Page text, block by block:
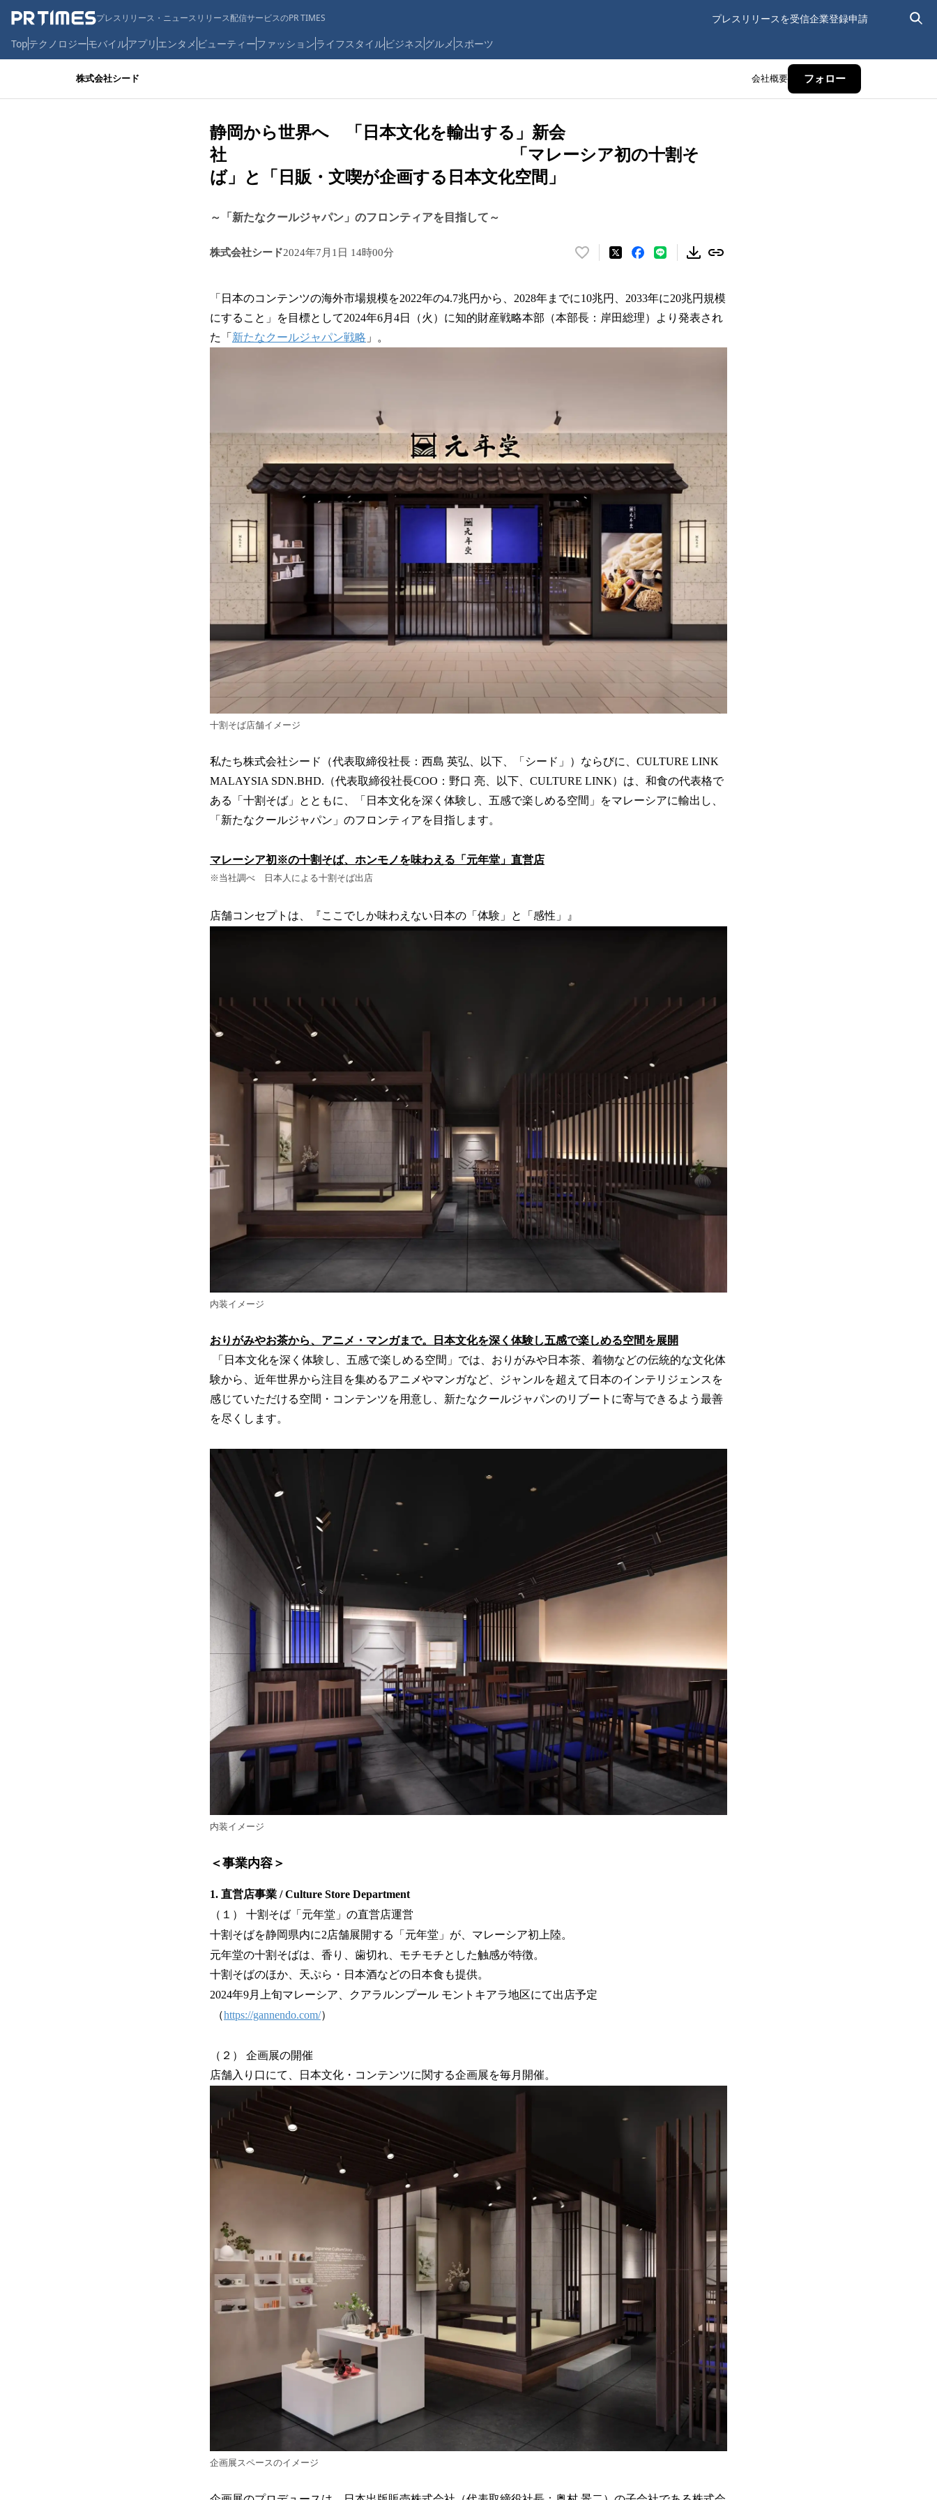
プレスリリース・ニュースリリース配信サービスのPR TIMES プレスリリースを受信企業登録申請
Topテクノロジーモバイルアプリ エンタメ ビューティーファッションライフスタイルビジネス グルメ スポーツ
株式会社シード 会社概要 フォロー
静岡から世界へ 「日本文化を輸出する」新会
社 「マレーシア初の十割そ
ば」と「日販・文喫が企画する日本文化空間」
～「新たなクールジャパン」のフロンティアを目指して～
株式会社シード2024年7月1日 14時00分
い
！
数
読
す
「日本のコンテンツの海外市場規模を2022年の4.7兆円から、2028年までに10兆円、2033年に20兆円規模
にすること」を目標として2024年6月4日（火）に知的財産戦略本部（本部長：岸田総理）より発表され
た「 新たなクールジャパン戦略 」。
十割そば店舗イメージ
私たち株式会社シード（代表取締役社長：西島 英弘、以下、「シード」）ならびに、CULTURE LINK
MALAYSIA SDN.BHD.（代表取締役社長COO：野口 亮、以下、CULTURE LINK）は、和食の代表格で
ある「十割そば」とともに、「日本文化を深く体験し、五感で楽しめる空間」をマレーシアに輸出し、
「新たなクールジャパン」のフロンティアを目指します。
マレーシア初※の十割そば、ホンモノを味わえる「元年堂」直営店
※当社調べ 日本人による十割そば出店
店舗コンセプトは、『ここでしか味わえない日本の「体験」と「感性」』
内装イメージ
おりがみやお茶から、アニメ・マンガまで。日本文化を深く体験し五感で楽しめる空間を展開
「日本文化を深く体験し、五感で楽しめる空間」では、おりがみや日本茶、着物などの伝統的な文化体
験から、近年世界から注目を集めるアニメやマンガなど、ジャンルを超えて日本のインテリジェンスを
感じていただける空間・コンテンツを用意し、新たなクールジャパンのリブートに寄与できるよう最善
を尽くします。
内装イメージ
＜事業内容＞
1. 直営店事業 / Culture Store Department
（１） 十割そば「元年堂」の直営店運営
十割そばを静岡県内に2店舗展開する「元年堂」が、マレーシア初上陸。
元年堂の十割そばは、香り、歯切れ、モチモチとした触感が特徴。
十割そばのほか、天ぷら・日本酒などの日本食も提供。
2024年9月上旬マレーシア、クアラルンプール モントキアラ地区にて出店予定
（https://gannendo.com/）
（２） 企画展の開催
店舗入り口にて、日本文化・コンテンツに関する企画展を毎月開催。
企画展スペースのイメージ